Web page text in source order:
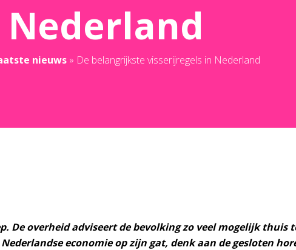
Nederland
nieuws» De belangrijkste visserijregels in Nederland
De overheid adviseert de bevolking zo veel mogelijk
economie op zijn gat, denk aan de gesloten